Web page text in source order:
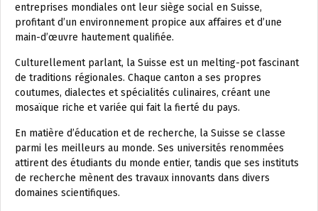
entreprises mondiales ont leur siège social en Suisse,
profitant d’un environnement propice aux affaires et d’une
main-d’œuvre hautement qualifiée.
Culturellement parlant, la Suisse est un melting-pot fascinant
de traditions régionales. Chaque canton a ses propres
coutumes, dialectes et spécialités culinaires, créant une
mosaïque riche et variée qui fait la fierté du pays.
En matière d’éducation et de recherche, la Suisse se classe
parmi les meilleurs au monde. Ses universités renommées
attirent des étudiants du monde entier, tandis que ses instituts
de recherche mènent des travaux innovants dans divers
domaines scientifiques.